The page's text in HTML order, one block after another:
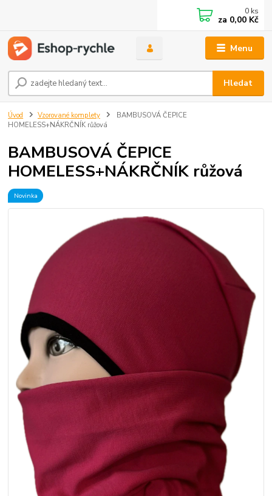
Menu
Hledat
0 ks
za 0,00 Kč
Úvod Vzorované komplety
BAMBUSOVÁ ČEPICE
HOMELESS+NÁKRČNÍK růžová
BAMBUSOVÁ ČEPICE
HOMELESS+NÁKRČNÍK růžová
Novinka